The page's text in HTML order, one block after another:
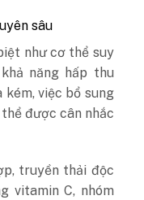
sâu
như cơ thể suy
năng hấp thu
việc bổ sung
được cân nhắc
truyền thải độc
vitamin C, nhóm